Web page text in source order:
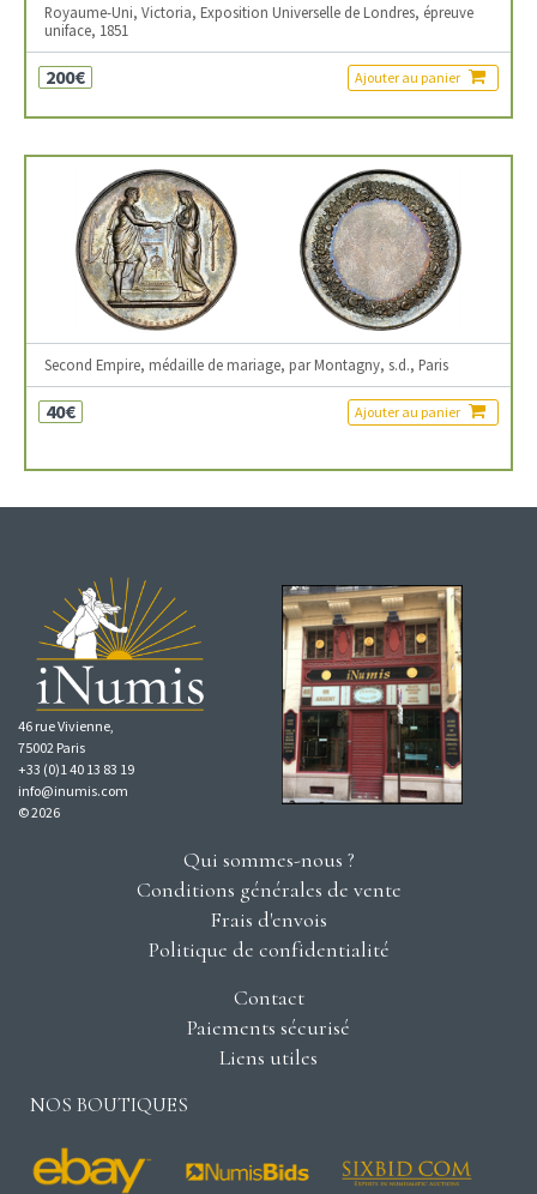
Royaume-Uni, Victoria, Exposition Universelle de Londres, épreuve
uniface, 1851
200€ Ajouter au panier
Second Empire, médaille de mariage, par Montagny, s.d., Paris
40€ Ajouter au panier
46 rue Vivienne,
75002 Paris
+33 (0)1 40 13 83 19
info@inumis.com
© 2026
Qui sommes-nous ?
Conditions générales de vente
Frais d'envois
Politique de confidentialité
Contact
Paiements sécurisé
Liens utiles
NOS BOUTIQUES